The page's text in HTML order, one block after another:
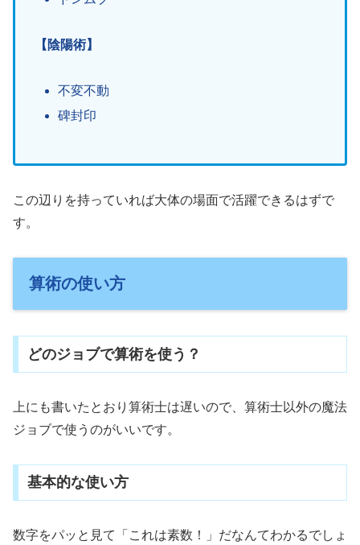
【陰陽術】
不変不動
碑封印
この辺りを持っていれば大体の場面で活躍できるはずで
す。
算術の使い方
どのジョブで算術を使う？
上にも書いたとおり算術士は遅いので、算術士以外の魔法
ジョブで使うのがいいです。
基本的な使い方
数字をパッと見て「これは素数！」だなんてわかるでしょ